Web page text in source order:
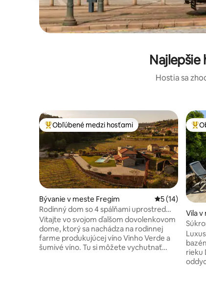
Hostia sa
Najobľúbenejšie medzi hosťami
Obľúbené medzi hosťami
Bývanie v meste Fregim Priemerné
5 (14)
Rodinný dom so 4 spálňami uprostred
viníc
Vitajte vo svojom ďalšom dovolenkovom
dome, ktorý sa nachádza na rodinnej
farme produkujúcej víno Vinho Verde a
šumivé víno. Tu si môžete vychutnať
Vila v
rieku Douro.